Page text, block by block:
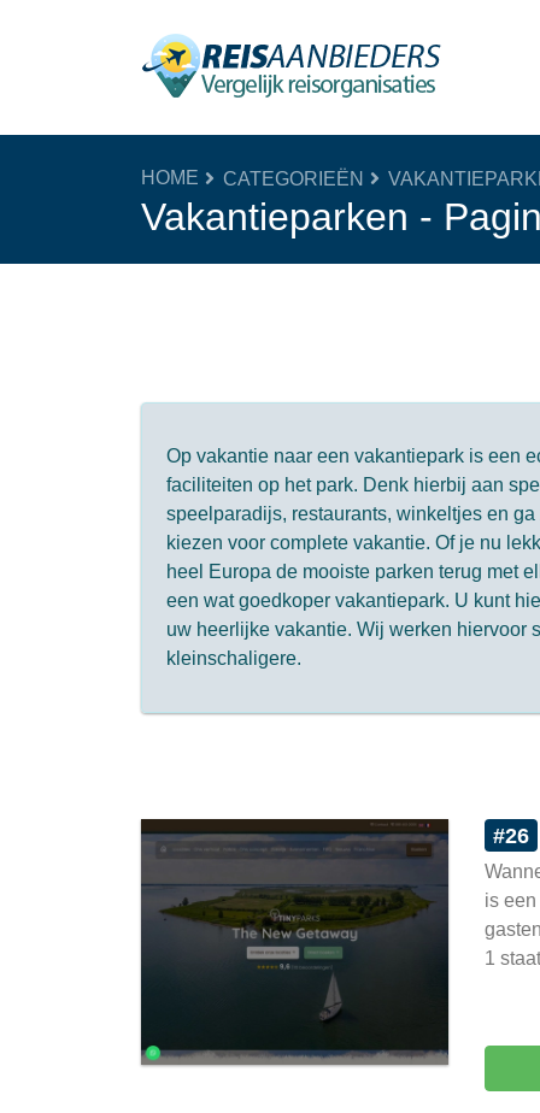
HOME CATEGORIEËN
Vakantieparken -
Op vakantie naar een vakantiepark is een
faciliteiten op het park. Denk hierbij aan
speelparadijs, restaurants, winkeltjes en
kiezen voor complete vakantie. Of je nu
heel Europa de mooiste parken terug met
een wat goedkoper vakantiepark. U kunt
uw heerlijke vakantie. Wij werken hiervoor
kleinschaligere.
#26
is
1